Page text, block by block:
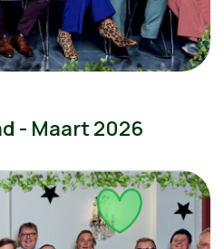
- Maart 2026